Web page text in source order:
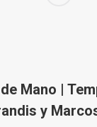
Mano |
y